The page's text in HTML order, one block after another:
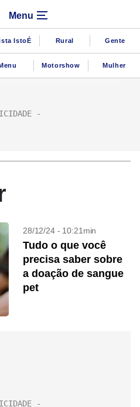
Menu
IstoÉ Rural Gente
Motorshow Mulher
28/12/24 - 10:21min
Tudo o que você
precisa saber sobre
a doação de sangue
pet